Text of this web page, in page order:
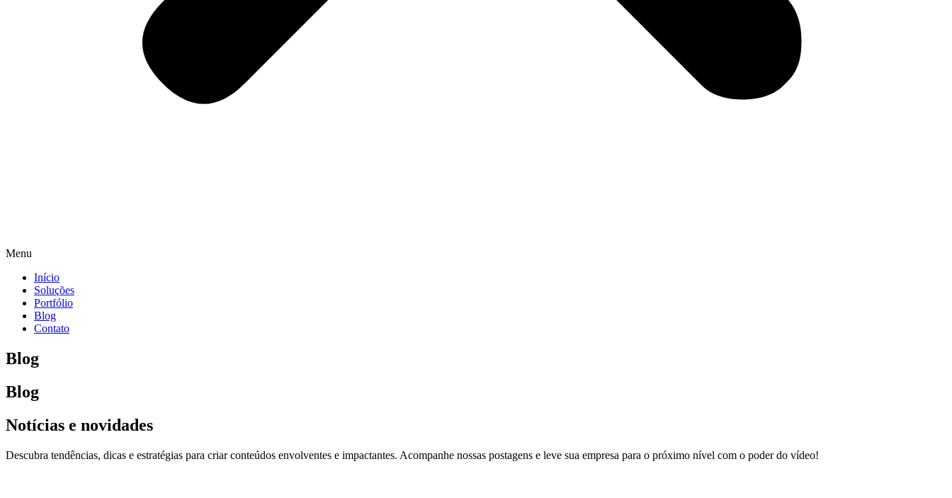
Menu
Início
Soluções
Portfólio
Blog
Contato
Blog
Blog
Notícias e novidades
Descubra tendências, dicas e estratégias para criar conteúdos envolventes e impactantes. Acompanhe nossas postagens e leve sua empresa para o próximo nível com o poder do vídeo!